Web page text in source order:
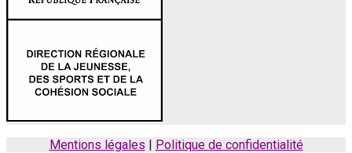
Mentions légales | Politique de confidentialité